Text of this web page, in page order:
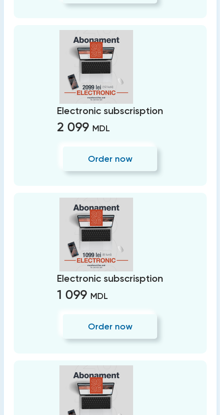
Electronic subscrisption
2 099 MDL
Order now
Electronic subscrisption
1 099 MDL
Order now